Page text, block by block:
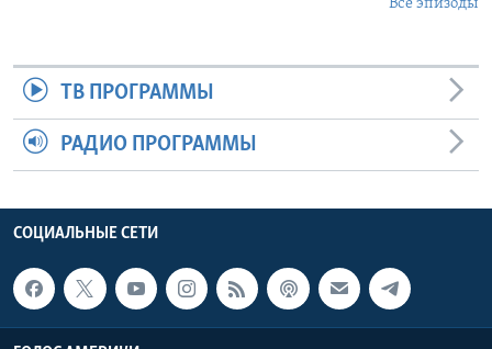
Все эпизоды
ТВ ПРОГРАММЫ
РАДИО ПРОГРАММЫ
СОЦИАЛЬНЫЕ СЕТИ